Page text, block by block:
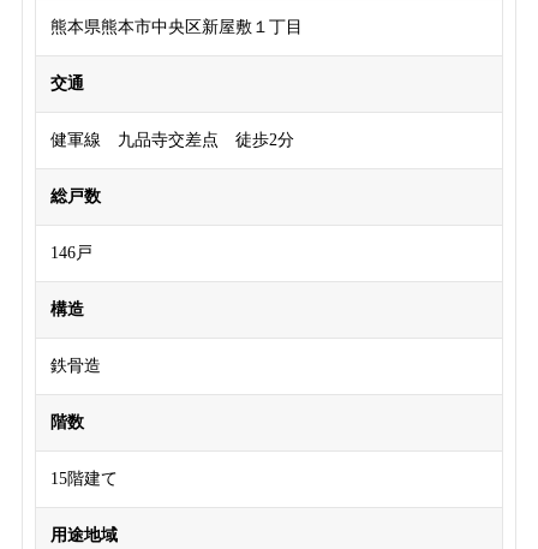
熊本県熊本市中央区新屋敷１丁目
交通
健軍線 九品寺交差点 徒歩2分
総戸数
146戸
構造
鉄骨造
階数
15階建て
用途地域